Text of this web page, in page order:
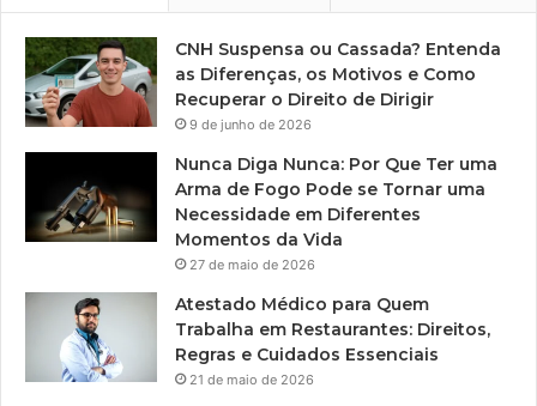
CNH Suspensa ou Cassada? Entenda
as Diferenças, os Motivos e Como
Recuperar o Direito de Dirigir
9 de junho de 2026
Nunca Diga Nunca: Por Que Ter uma
Arma de Fogo Pode se Tornar uma
Necessidade em Diferentes
Momentos da Vida
27 de maio de 2026
Atestado Médico para Quem
Trabalha em Restaurantes: Direitos,
Regras e Cuidados Essenciais
21 de maio de 2026